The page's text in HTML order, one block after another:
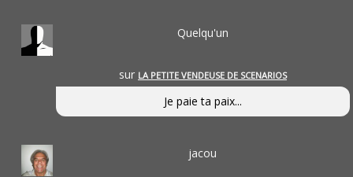
Quelqu'un
sur LA PETITE VENDEUSE DE SCENARIOS
Je paie ta paix...
jacou